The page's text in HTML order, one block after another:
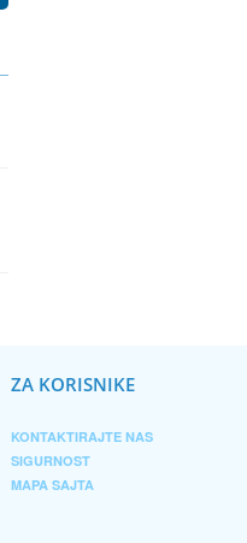
ZA KORISNIKE
KONTAKTIRAJTE NAS
SIGURNOST
MAPA SAJTA